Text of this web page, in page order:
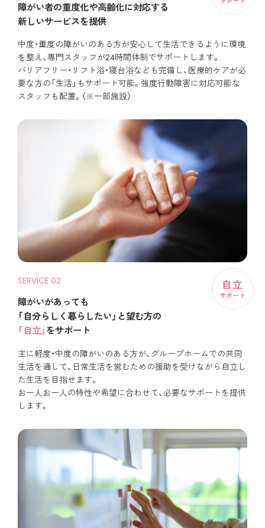
障がい者の重度化や高齢化に対応する
新しいサービスを提供
中度・重度の障がいのある方が安心して生活できるように環境
を整え、専門スタッフが24時間体制でサポートします。
バリアフリー・リフト浴・寝台浴なども完備し、医療的ケアが必
要な方の「生活」もサポート可能。強度行動障害に対応可能な
スタッフも配置。 （※一部施設）
SERVICE 02
障がいがあっても
「自分らしく暮らしたい」と望む方の
「自立」をサポート
主に軽度・中度の障がいのある方が、グループホームでの共同
生活を通して、日常生活を営むための援助を受けながら自立し
た生活を目指せます。
お一人お一人の特性や希望に合わせて、必要なサポートを提供
します。